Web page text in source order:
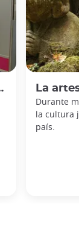
La
Durante
la cultura
país.